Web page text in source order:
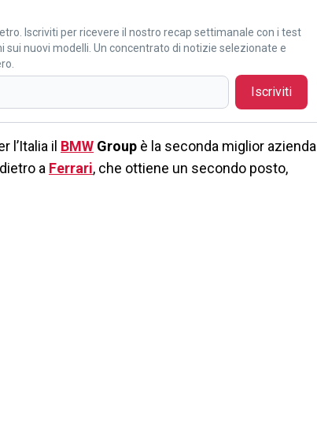
Iscriviti per ricevere il nostro recap settimanale con i test
sui nuovi modelli. Un concentrato di notizie selezionate e
Iscriviti
l’Italia il BMW Group è la seconda miglior azienda
a Ferrari, che ottiene un secondo posto,